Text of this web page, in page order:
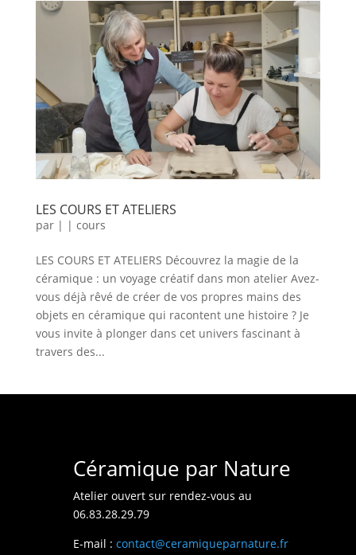
LES COURS ET ATELIERS
par | | cours
LES COURS ET ATELIERS Découvrez la magie de la
céramique : un voyage créatif dans mon atelier Avez-
vous déjà rêvé de créer de vos propres mains des
objets en céramique qui racontent une histoire ? Je
vous invite à plonger dans cet univers fascinant à
travers des...
Céramique par Nature
Atelier ouvert sur rendez-vous au
06.83.28.29.79
E-mail : contact@ceramiqueparnature.fr